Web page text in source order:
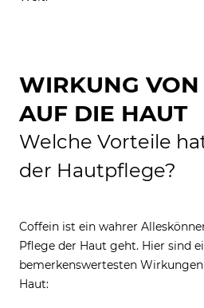
WIRKUNG VON
AUF DIE HAUT
Welche Vorteile
der Hautpflege?
Coffein ist ein wahrer
Pflege der Haut geht. Hier sind
bemerkenswertesten
Haut: